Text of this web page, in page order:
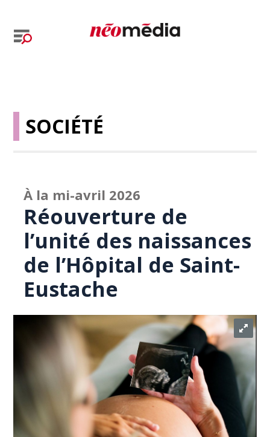
SOCIÉTÉ
À la mi-avril 2026
Réouverture de
l’unité des naissances
de l’Hôpital de Saint-
Eustache